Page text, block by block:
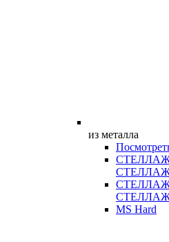
из металла
MS Hard